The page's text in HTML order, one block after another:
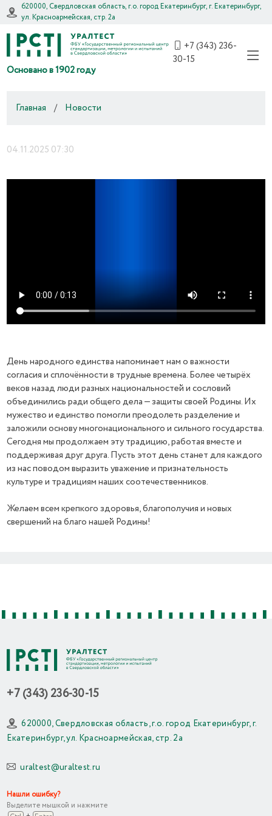
620000, Свердловская область, г.о. город Екатеринбург, г. Екатеринбург,
ул. Красноармейская, стр. 2а
Основано в 1902 году
+7 (343) 236-
30-15
Главная / Новости
04.11.2025 07:30
День народного единства напоминает нам о важности
согласия и сплочённости в трудные времена. Более четырёх
веков назад люди разных национальностей и сословий
объединились ради общего дела — защиты своей Родины. Их
мужество и единство помогли преодолеть разделение и
заложили основу многонационального и сильного государства.
Сегодня мы продолжаем эту традицию, работая вместе и
поддерживая друг друга. Пусть этот день станет для каждого
из нас поводом выразить уважение и признательность
культуре и традициям наших соотечественников.
Желаем всем крепкого здоровья, благополучия и новых
свершений на благо нашей Родины!
+7 (343) 236-30-15
620000, Свердловская область, г.о. город Екатеринбург, г.
Екатеринбург, ул. Красноармейская, стр. 2а
uraltest@uraltest.ru
Нашли ошибку?
Выделите мышкой и нажмите